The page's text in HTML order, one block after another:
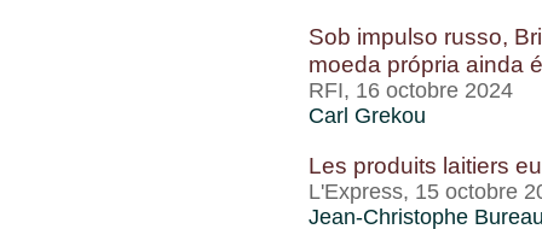
Sob impulso russo,
moeda própria ainda
RFI, 16 octobre 2024
Carl Grekou
Les produits laitiers
L'Express, 15 octobre
Jean-Christophe